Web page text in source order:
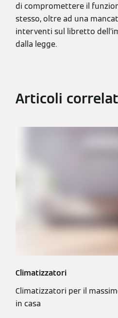
di compromettere il
stesso, oltre ad una
interventi sul libretto
dalla legge.
Articoli
Climatizzatori
Climatizzatori per il
in casa